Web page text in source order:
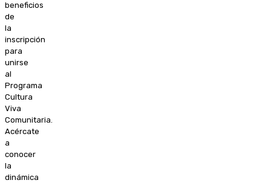
beneficios
de
la
inscripción
para
unirse
al
Programa
Cultura
Viva
Comunitaria.
Acércate
a
conocer
la
dinámica